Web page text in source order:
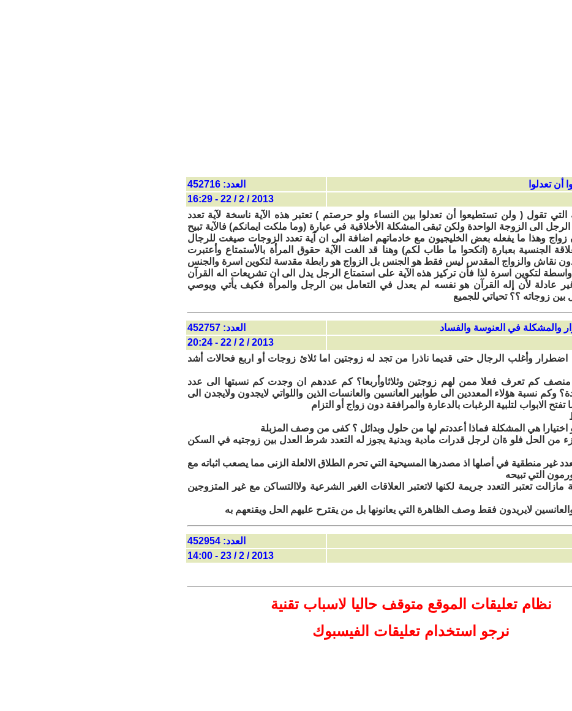
العدد: 452716
2013 / 2 / 22 - 16:29
التي تقول ( ولن تستطيعوا أن تعدلوا بين النساء ولو حرصتم ) تعتبر هذه الآية ناسخة لآية تعدد
الى الزوجة الواحدة ولكن تبقى المشكلة الأخلاقية في عبارة (وما ملكت ايمانكم) فالآية تبيح
زواج وهذا ما يفعله بعض الخليجيون مع خادماتهم اضافة الى ان آية تعدد الزوجات صيغت للرجال
الجنسية بعبارة (انكحوا ما طاب لكم) وهنا قد الغت الآية حقوق المرأة بالأستمتاع وأعتبرت
دون نقاش والزواج المقدس ليس فقط هو الجنس بل الزواج هو رابطة مقدسة لتكوين اسرة والجنس
لتكوين اسرة لذا فأن تركيز هذه الآية على استمتاع الرجل يدل الى ان تشريعات اله القرآن
عادلة لأن إله القرآن هو نفسه لم يعدل في التعامل بين الرجل والمرأة فكيف يأتي ويوصي
بين زوجاته ؟؟ تحياتي للجميع
العدد: 452757
2013 / 2 / 22 - 20:24
اضطرار وأغلب الرجال حتى قديما ناذرا من تجد له زوجتين اما ئلائ زوجات أو اربع فحالات أشد
كم تعرف فعلا ممن لهم زوجتين وثلاثاوأربعا؟ كم عددهم ان وجدت كم نسبتها الى عدد
وكم نسبة هؤلاء المعددين الى طوابير العانسين والعانسات الذين واللواتي لايجدون ولايجدن الى
تفتح الابواب لتلبية الرغبات بالدعارة والمرافقة دون زواج أو التزام
اختيارا هي المشكلة فماذا أعددتم لها من حلول وبدائل ؟ كفى من وصف المزبلة
من الحل فلو ةان لرجل قدرات مادية وبدنية يجوز له التعدد شرط العدل بين زوجتيه في السكن
غير منطقية في أصلها اذ مصدرها المسيحية التي تحرم الطلاق الالعلة الزنى مما يصعب اثباته مع
التي تبيحه
مازالت تعتبر التعدد جريمة لكنها لاتعتبر العلاقات الغير الشرعية ولاالتساكن مع غير المتزوجين
لايريدون فقط وصف الظاهرة التي يعانونها بل من يقترح عليهم الحل ويقنعهم به
العدد: 452954
2013 / 2 / 23 - 14:00
نظام تعليقات الموقع متوقف حاليا لاسباب تقنية
نرجو استخدام تعليقات الفيسبوك